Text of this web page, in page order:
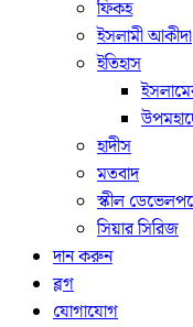
ফিকহ
ইসলামী আকীদা
ইতিহাস
হাদীস
মতবাদ
স্কীল
সিয়ার সিরিজ
দান করুন
ব্লগ
যোগাযোগ